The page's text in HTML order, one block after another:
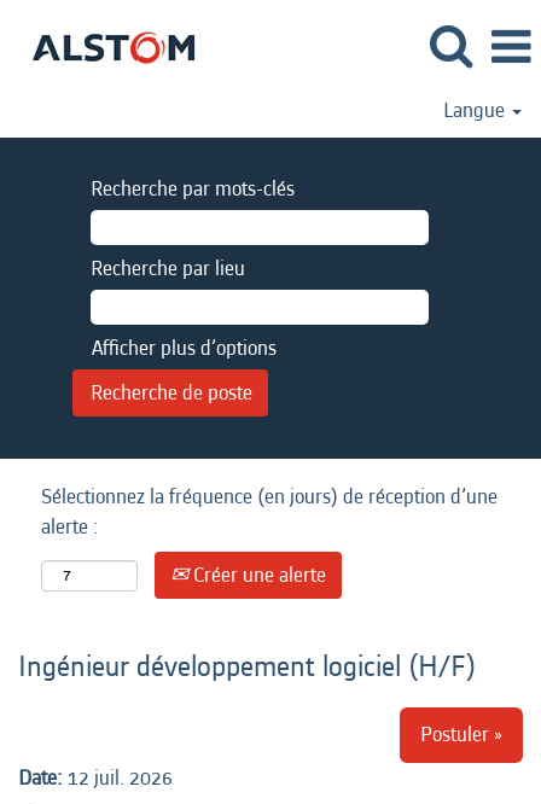
Langue
Recherche par mots-clés
Recherche par lieu
Afficher plus d’options
Sélectionnez la fréquence (en jours) de réception d’une
alerte :
Créer une alerte
Ingénieur développement logiciel (H/F)
Postuler »
Date: 12 juil. 2026